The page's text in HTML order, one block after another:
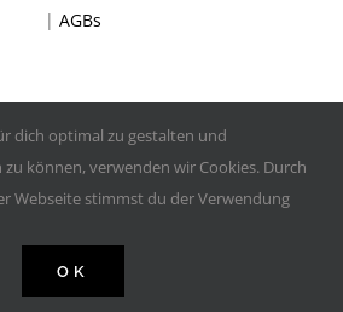
| AGBs
dich optimal zu gestalten und
können, verwenden wir Cookies. Durch
Webseite stimmst du der Verwendung
OK